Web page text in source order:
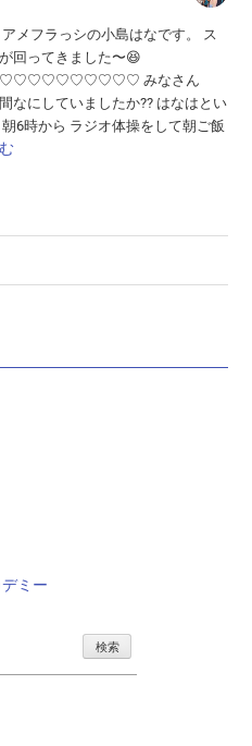
メフラっシの小島はなです。 ス
回ってきました〜😆
みなさん
なにしていましたか?? はなはとい
6時から ラジオ体操をして朝ご飯
ミー